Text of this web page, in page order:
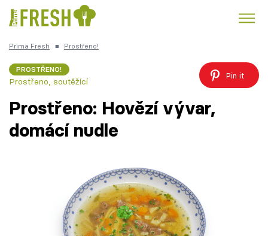
Česká kuchyně
Prima Fresh ■ Prostřeno!
PROSTŘENO!
Prostřeno, soutěžící
Pin it
Prostřeno: Hovězí vývar,
domácí nudle